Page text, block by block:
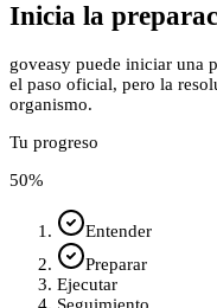
Inicia la
goveasy puede iniciar una
el paso oficial, pero la
organismo.
Tu progreso
50%
Entender
Preparar
Ejecutar
Seguimiento